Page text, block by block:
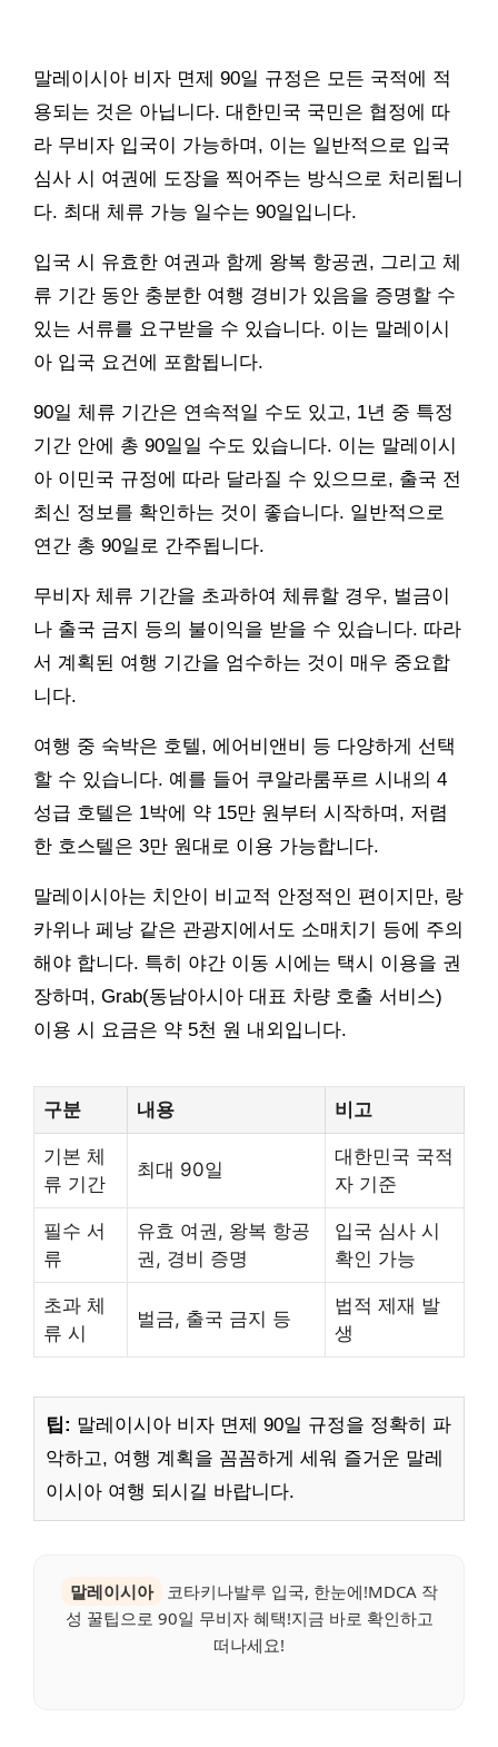
말레이시아 비자 면제 90일 규정은 모든 국적에 적
용되는 것은 아닙니다. 대한민국 국민은 협정에 따
라 무비자 입국이 가능하며, 이는 일반적으로 입국
심사 시 여권에 도장을 찍어주는 방식으로 처리됩니
다. 최대 체류 가능 일수는 90일입니다.
입국 시 유효한 여권과 함께 왕복 항공권, 그리고 체
류 기간 동안 충분한 여행 경비가 있음을 증명할 수
있는 서류를 요구받을 수 있습니다. 이는 말레이시
아 입국 요건에 포함됩니다.
90일 체류 기간은 연속적일 수도 있고, 1년 중 특정
기간 안에 총 90일일 수도 있습니다. 이는 말레이시
아 이민국 규정에 따라 달라질 수 있으므로, 출국 전
최신 정보를 확인하는 것이 좋습니다. 일반적으로
연간 총 90일로 간주됩니다.
무비자 체류 기간을 초과하여 체류할 경우, 벌금이
나 출국 금지 등의 불이익을 받을 수 있습니다. 따라
서 계획된 여행 기간을 엄수하는 것이 매우 중요합
니다.
여행 중 숙박은 호텔, 에어비앤비 등 다양하게 선택
할 수 있습니다. 예를 들어 쿠알라룸푸르 시내의 4
성급 호텔은 1박에 약 15만 원부터 시작하며, 저렴
한 호스텔은 3만 원대로 이용 가능합니다.
말레이시아는 치안이 비교적 안정적인 편이지만, 랑
카위나 페낭 같은 관광지에서도 소매치기 등에 주의
해야 합니다. 특히 야간 이동 시에는 택시 이용을 권
장하며, Grab(동남아시아 대표 차량 호출 서비스)
이용 시 요금은 약 5천 원 내외입니다.
구분 내용 비고
기본 체
류 기간
최대 90일
대한민국 국적
자 기준
필수 서
류
유효 여권, 왕복 항공
권, 경비 증명
입국 심사 시
확인 가능
초과 체
류 시
벌금, 출국 금지 등
법적 제재 발
생
팁: 말레이시아 비자 면제 90일 규정을 정확히 파
악하고, 여행 계획을 꼼꼼하게 세워 즐거운 말레
이시아 여행 되시길 바랍니다.
말레이시아
코타키나발루 입국, 한눈에!MDCA 작
성 꿀팁으로 90일 무비자 혜택!지금 바로 확인하고
떠나세요!